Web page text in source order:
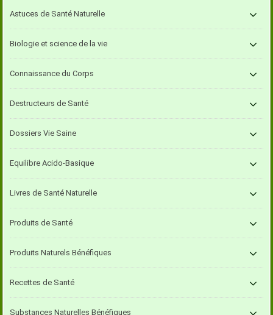
Astuces de Santé Naturelle
Biologie et science de la vie
Connaissance du Corps
Destructeurs de Santé
Dossiers Vie Saine
Equilibre Acido-Basique
Livres de Santé Naturelle
Produits de Santé
Produits Naturels Bénéfiques
Recettes de Santé
Substances Naturelles Bénéfiques